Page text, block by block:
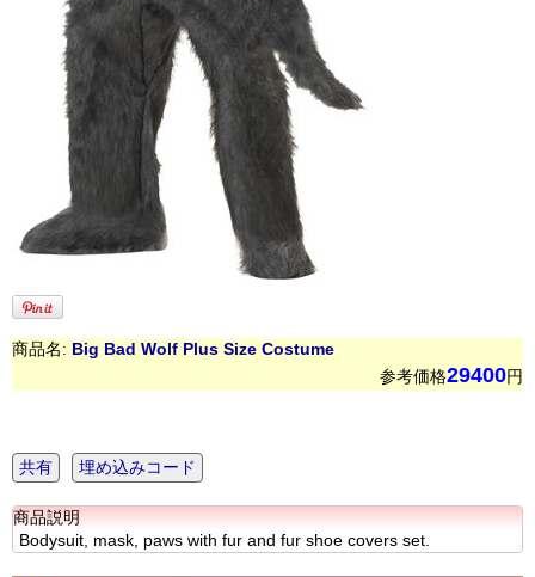
商品名: Big Bad Wolf Plus Size Costume
参考価格29400円
共有 埋め込みコード
商品説明
Bodysuit, mask, paws with fur and fur shoe covers set.